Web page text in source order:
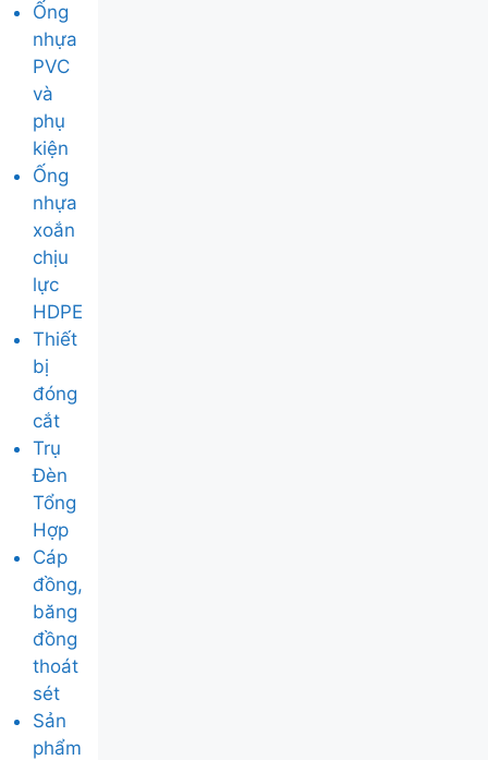
Ống
nhựa
PVC
và
phụ
kiện
Ống
nhựa
xoắn
chịu
lực
HDPE
Thiết
bị
đóng
cắt
Trụ
Đèn
Tổng
Hợp
Cáp
đồng,
băng
đồng
thoát
sét
Sản
phẩm